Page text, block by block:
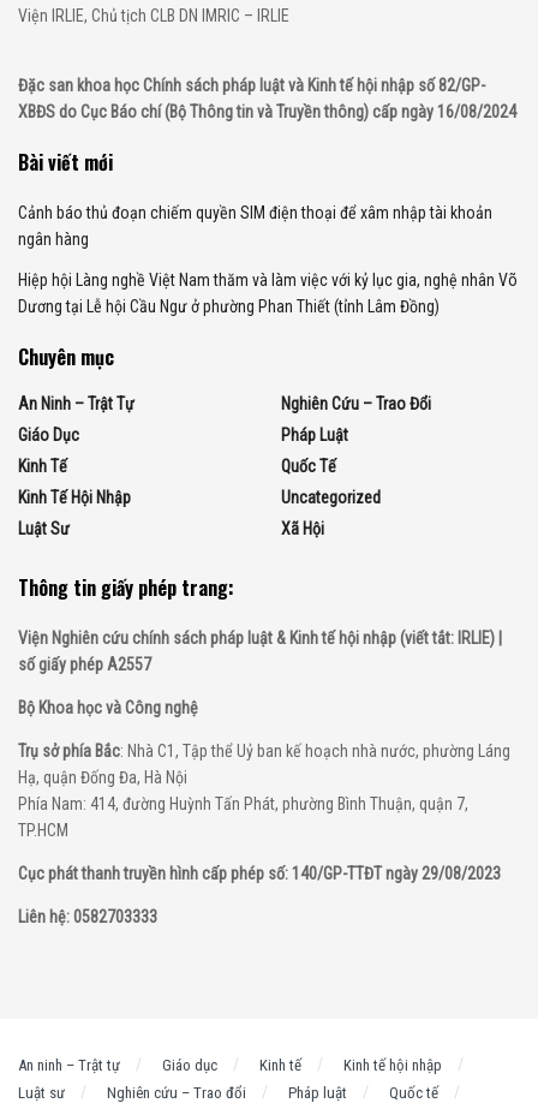
Viện IRLIE, Chủ tịch CLB DN IMRIC – IRLIE
Đặc san khoa học Chính sách pháp luật và Kinh tế hội nhập số 82/GP-
XBĐS do Cục Báo chí (Bộ Thông tin và Truyền thông) cấp ngày 16/08/2024
Bài viết mới
Cảnh báo thủ đoạn chiếm quyền SIM điện thoại để xâm nhập tài khoản
ngân hàng
Hiệp hội Làng nghề Việt Nam thăm và làm việc với kỷ lục gia, nghệ nhân Võ
Dương tại Lễ hội Cầu Ngư ở phường Phan Thiết (tỉnh Lâm Đồng)
Chuyên mục
An Ninh – Trật Tự
Giáo Dục
Kinh Tế
Kinh Tế Hội Nhập
Luật Sư
Nghiên Cứu – Trao Đổi
Pháp Luật
Quốc Tế
Uncategorized
Xã Hội
Thông tin giấy phép trang:
Viện Nghiên cứu chính sách pháp luật & Kinh tế hội nhập (viết tắt: IRLIE) |
số giấy phép A2557
Bộ Khoa học và Công nghệ
Trụ sở phía Bắc: Nhà C1, Tập thể Uỷ ban kế hoạch nhà nước, phường Láng
Hạ, quận Đống Đa, Hà Nội
Phía Nam: 414, đường Huỳnh Tấn Phát, phường Bình Thuận, quận 7,
TP.HCM
Cục phát thanh truyền hình cấp phép số: 140/GP-TTĐT ngày 29/08/2023
Liên hệ: 0582703333
An ninh – Trật tự Giáo dục Kinh tế
Kinh tế hội nhập
Luật sư
Nghiên cứu – Trao đổi Pháp luật Quốc tế